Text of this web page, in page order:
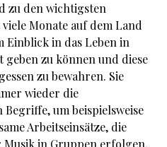
zu den wichtigsten
Monate auf dem Land
in das Leben in
zu können und diese
zu bewahren. Sie
wieder die
um beispielsweise
Arbeitseinsätze, die
Musik in Gruppen erfolgen,